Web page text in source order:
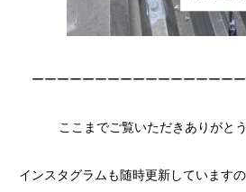
ーーーーーーーーーーーーーーーー
ここまでご覧いただきありがとう
インスタグラムも随時更新しています